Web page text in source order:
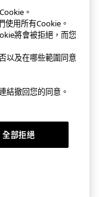
。
使用所有Cookie。
將會被拒絕，而您
以及在哪些範圍同意
結撤回您的同意。
全部拒絕